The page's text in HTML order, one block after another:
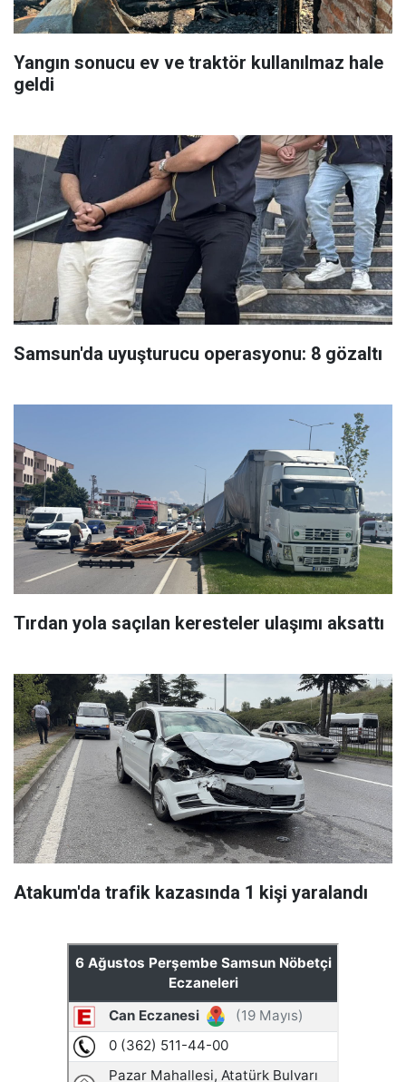
Yangın sonucu ev ve traktör kullanılmaz hale
geldi
Samsun'da uyuşturucu operasyonu: 8 gözaltı
Tırdan yola saçılan keresteler ulaşımı aksattı
Atakum'da trafik kazasında 1 kişi yaralandı